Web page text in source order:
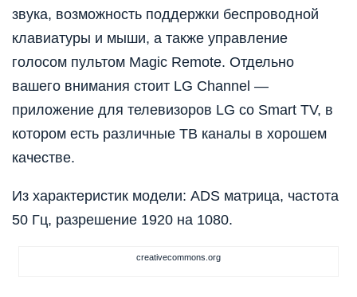
звука, возможность поддержки беспроводной
клавиатуры и мыши, а также управление
голосом пультом Magic Remote. Отдельно
вашего внимания стоит LG Channel —
приложение для телевизоров LG со Smart TV, в
котором есть различные ТВ каналы в хорошем
качестве.
Из характеристик модели: ADS матрица, частота
50 Гц, разрешение 1920 на 1080.
creativecommons.org